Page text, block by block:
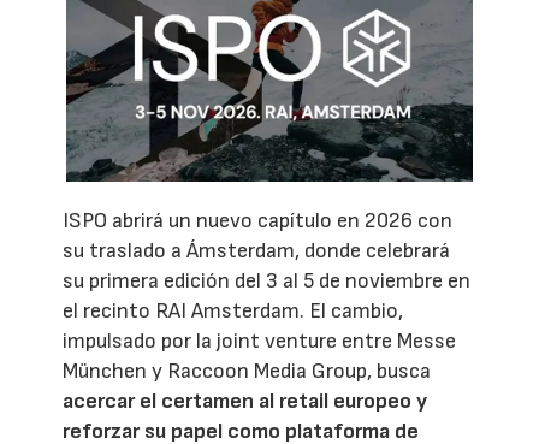
ISPO abrirá un nuevo capítulo en 2026 con
su traslado a Ámsterdam, donde celebrará
su primera edición del 3 al 5 de noviembre en
el recinto RAI Amsterdam. El cambio,
impulsado por la joint venture entre Messe
München y Raccoon Media Group, busca
acercar el certamen al retail europeo y
reforzar su papel como plataforma de